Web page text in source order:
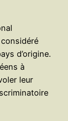
d’origine.
à
leur